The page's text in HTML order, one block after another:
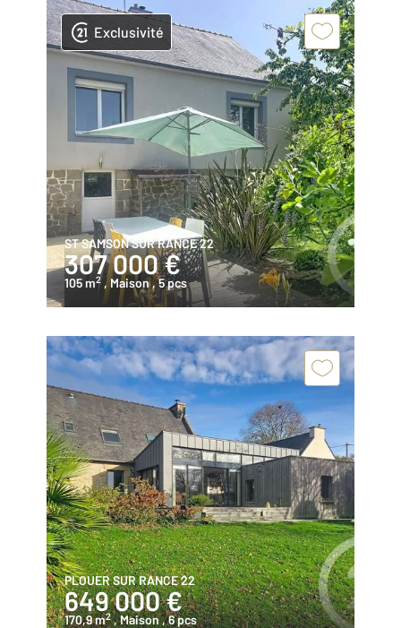
Exclusivité
ST SAMSON SUR RANCE 22
307 000 €
105 m2 , Maison, 5 pcs
PLOUER SUR RANCE 22
649 000 €
170,9 m2 , Maison, 6 pcs